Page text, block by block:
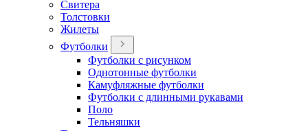
Свитера
Толстовки
Жилеты
Футболки
Футболки с рисунком
Однотонные футболки
Камуфляжные футболки
Футболки с длинными рукавами
Поло
Тельняшки